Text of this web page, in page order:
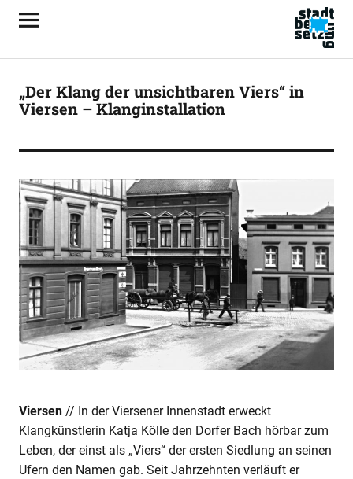
„Der Klang der unsichtbaren Viers“ in
Viersen – Klanginstallation
Viersen// In der Viersener Innenstadt erweckt
Klangkünstlerin Katja Kölle den Dorfer Bach hörbar zum
Leben, der einst als „Viers“ der ersten Siedlung an seinen
Ufern den Namen gab. Seit Jahrzehnten verläuft er